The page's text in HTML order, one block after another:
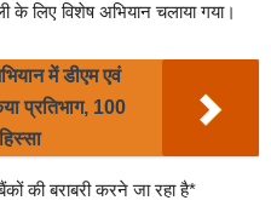
के लिए विशेष अभियान चलाया गया।
में डीएम एवं
प्रतिभाग, 100
की बराबरी करने जा रहा है*